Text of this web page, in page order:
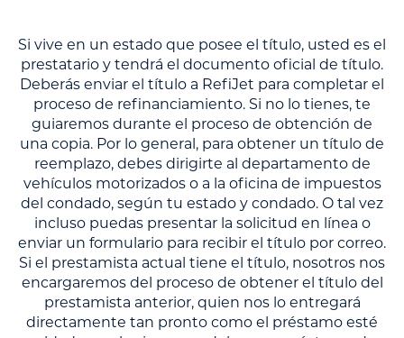
Si vive en un estado que posee el título, usted es el
prestatario y tendrá el documento oficial de título.
Deberás enviar el título a RefiJet para completar el
proceso de refinanciamiento. Si no lo tienes, te
guiaremos durante el proceso de obtención de
una copia. Por lo general, para obtener un título de
reemplazo, debes dirigirte al departamento de
vehículos motorizados o a la oficina de impuestos
del condado, según tu estado y condado. O tal vez
incluso puedas presentar la solicitud en línea o
enviar un formulario para recibir el título por correo.
Si el prestamista actual tiene el título, nosotros nos
encargaremos del proceso de obtener el título del
prestamista anterior, quien nos lo entregará
directamente tan pronto como el préstamo esté